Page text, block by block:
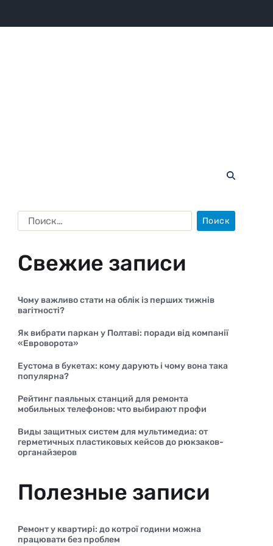
Свежие записи
Чому важливо стати на облік із перших тижнів
вагітності?
Як вибрати паркан у Полтаві: поради від компанії
«Евроворота»
Еустома в букетах: кому дарують і чому вона така
популярна?
Рейтинг паяльных станций для ремонта
мобильных телефонов: что выбирают профи
Виды защитных систем для мультимедиа: от
герметичных пластиковых кейсов до рюкзаков-
органайзеров
Полезные записи
Ремонт у квартирі: до котрої години можна
працювати без проблем